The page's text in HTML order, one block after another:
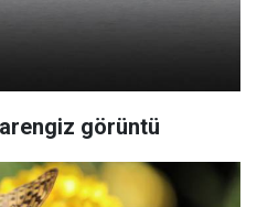
görüntü